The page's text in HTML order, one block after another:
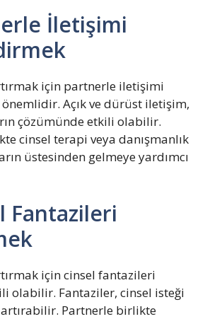
İletişimi
için partnerle iletişimi
Açık ve dürüst iletişim,
çözümünde etkili olabilir.
cinsel terapi veya danışmanlık
üstesinden gelmeye yardımcı
Fantazileri
için cinsel fantazileri
olabilir. Fantaziler, cinsel isteği
artırabilir. Partnerle birlikte